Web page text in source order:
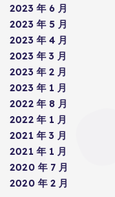
2023 年 6 月
2023 年 5 月
2023 年 4 月
2023 年 3 月
2023 年 2 月
2023 年 1 月
2022 年 8 月
2022 年 1 月
2021 年 3 月
2021 年 1 月
2020 年 7 月
2020 年 2 月